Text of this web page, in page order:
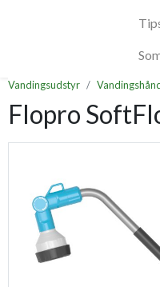
Vandingsudstyr
Flopro